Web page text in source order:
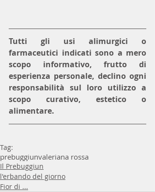
Tutti gli usi alimurgici o
farmaceutici indicati sono a mero
scopo informativo, frutto di
esperienza personale, declino ogni
responsabilità sul loro utilizzo a
scopo curativo, estetico o
alimentare.
Tag:
prebuggiunvaleriana rossa
Il Prebuggiun
l'erbando del giorno
Fior di ...